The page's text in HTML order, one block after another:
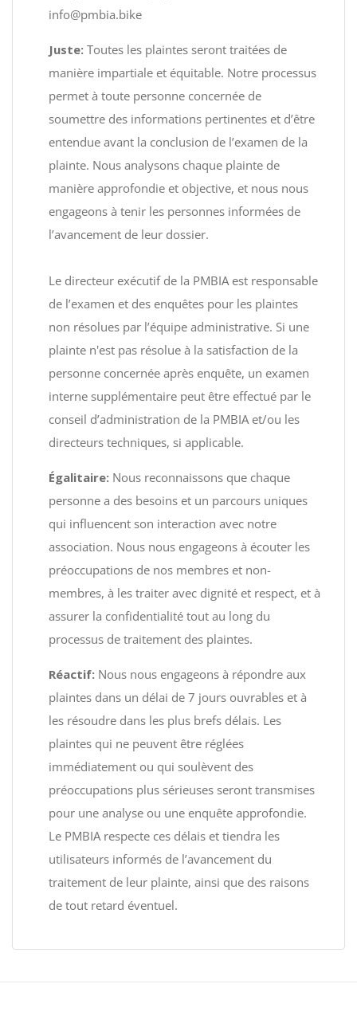
info@pmbia.bike
Juste: Toutes les plaintes seront traitées de
manière impartiale et équitable. Notre processus
permet à toute personne concernée de
soumettre des informations pertinentes et d’être
entendue avant la conclusion de l’examen de la
plainte. Nous analysons chaque plainte de
manière approfondie et objective, et nous nous
engageons à tenir les personnes informées de
l’avancement de leur dossier.
Le directeur exécutif de la PMBIA est responsable
de l’examen et des enquêtes pour les plaintes
non résolues par l’équipe administrative. Si une
plainte n'est pas résolue à la satisfaction de la
personne concernée après enquête, un examen
interne supplémentaire peut être effectué par le
conseil d’administration de la PMBIA et/ou les
directeurs techniques, si applicable.
Égalitaire: Nous reconnaissons que chaque
personne a des besoins et un parcours uniques
qui influencent son interaction avec notre
association. Nous nous engageons à écouter les
préoccupations de nos membres et non-
membres, à les traiter avec dignité et respect, et à
assurer la confidentialité tout au long du
processus de traitement des plaintes.
Réactif: Nous nous engageons à répondre aux
plaintes dans un délai de 7 jours ouvrables et à
les résoudre dans les plus brefs délais. Les
plaintes qui ne peuvent être réglées
immédiatement ou qui soulèvent des
préoccupations plus sérieuses seront transmises
pour une analyse ou une enquête approfondie.
Le PMBIA respecte ces délais et tiendra les
utilisateurs informés de l’avancement du
traitement de leur plainte, ainsi que des raisons
de tout retard éventuel.